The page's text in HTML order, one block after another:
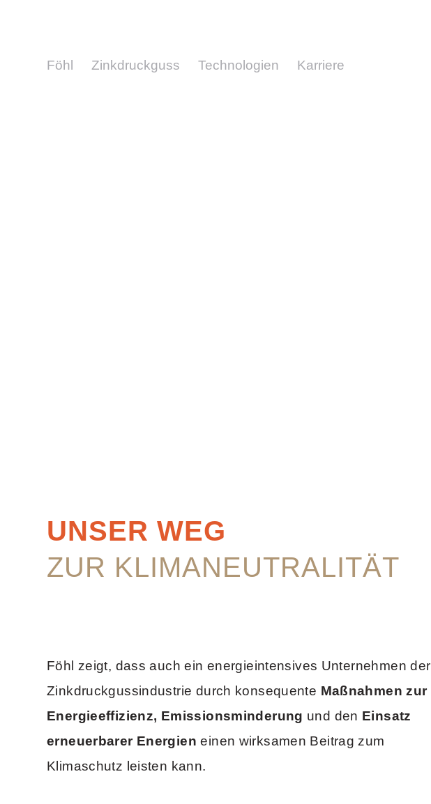
Föhl Zinkdruckguss Technologien Karriere
UNSER WEG
ZUR KLIMANEUTRALITÄT
Föhl zeigt, dass auch ein energieintensives Unternehmen der
Zinkdruckgussindustrie durch konsequente Maßnahmen zur
Energieeffizienz, Emissionsminderung und den Einsatz
erneuerbarer Energien einen wirksamen Beitrag zum
Klimaschutz leisten kann.